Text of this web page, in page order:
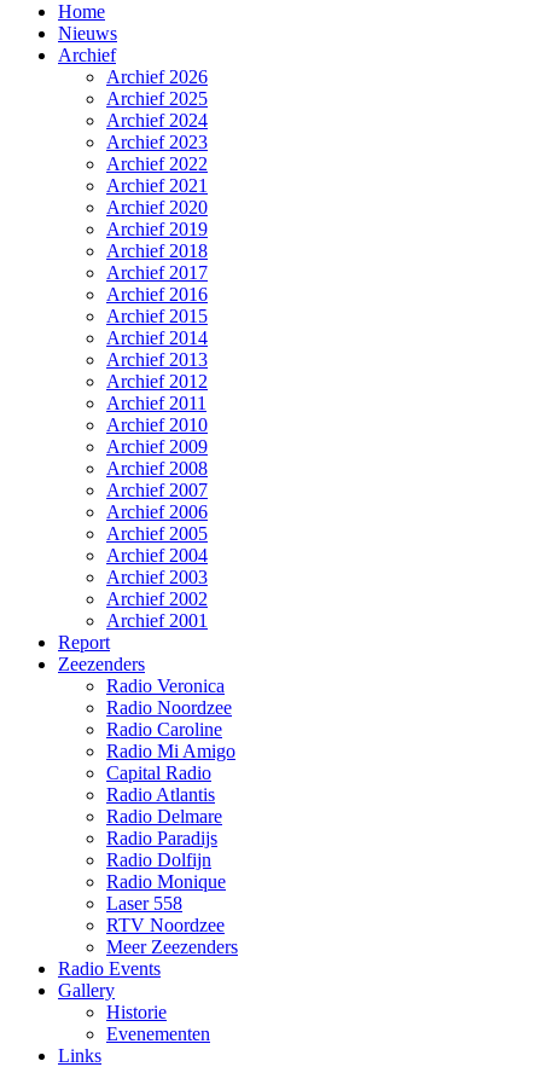
Home
Nieuws
Archief
Archief 2026
Archief 2025
Archief 2024
Archief 2023
Archief 2022
Archief 2021
Archief 2020
Archief 2019
Archief 2018
Archief 2017
Archief 2016
Archief 2015
Archief 2014
Archief 2013
Archief 2012
Archief 2011
Archief 2010
Archief 2009
Archief 2008
Archief 2007
Archief 2006
Archief 2005
Archief 2004
Archief 2003
Archief 2002
Archief 2001
Report
Zeezenders
Radio Veronica
Radio Noordzee
Radio Caroline
Radio Mi Amigo
Capital Radio
Radio Atlantis
Radio Delmare
Radio Paradijs
Radio Dolfijn
Radio Monique
Laser 558
RTV Noordzee
Meer Zeezenders
Radio Events
Gallery
Historie
Evenementen
Links